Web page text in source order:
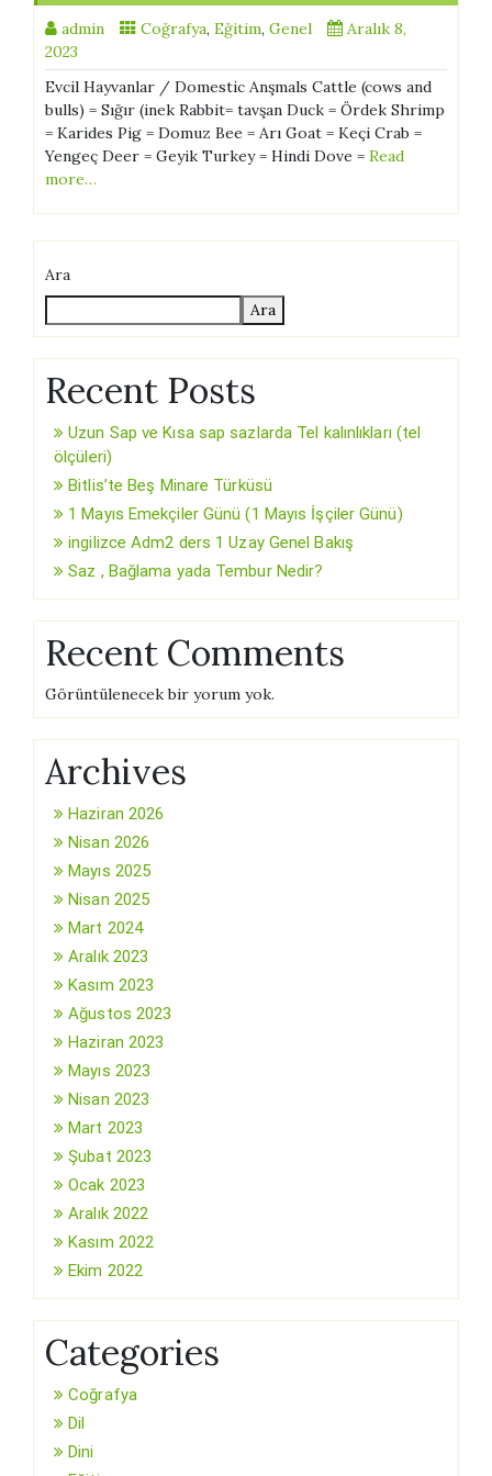
admin Coğrafya, Eğitim, Genel
Aralık 8,
2023
Evcil Hayvanlar / Domestic Anşmals Cattle (cows and
bulls) = Sığır (inek Rabbit= tavşan Duck = Ördek Shrimp
= Karides Pig = Domuz Bee = Arı Goat = Keçi Crab =
Yengeç Deer = Geyik Turkey = Hindi Dove = Read
more…
Ara
Ara
Recent Posts
Uzun Sap ve Kısa sap sazlarda Tel kalınlıkları (tel
ölçüleri)
Bitlis’te Beş Minare Türküsü
1 Mayıs Emekçiler Günü (1 Mayıs İşçiler Günü)
ingilizce Adm2 ders 1 Uzay Genel Bakış
Saz , Bağlama yada Tembur Nedir?
Recent Comments
Görüntülenecek bir yorum yok.
Archives
Haziran 2026
Nisan 2026
Mayıs 2025
Nisan 2025
Mart 2024
Aralık 2023
Kasım 2023
Ağustos 2023
Haziran 2023
Mayıs 2023
Nisan 2023
Mart 2023
Şubat 2023
Ocak 2023
Aralık 2022
Kasım 2022
Ekim 2022
Categories
Coğrafya
Dil
Dini